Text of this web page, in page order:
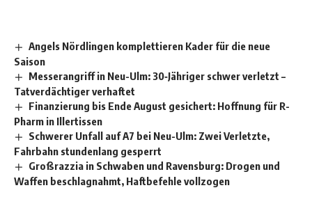
Angels Nördlingen komplettieren Kader für die neue
Saison
Messerangriff in Neu-Ulm: 30‑Jähriger schwer verletzt –
Tatverdächtiger verhaftet
Finanzierung bis Ende August gesichert: Hoffnung für R-
Pharm in Illertissen
Schwerer Unfall auf A7 bei Neu-Ulm: Zwei Verletzte,
Fahrbahn stundenlang gesperrt
Großrazzia in Schwaben und Ravensburg: Drogen und
Waffen beschlagnahmt, Haftbefehle vollzogen